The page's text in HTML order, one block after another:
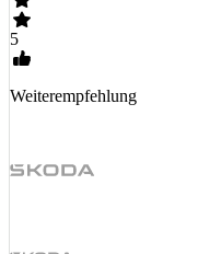
5
Weiterempfehlung